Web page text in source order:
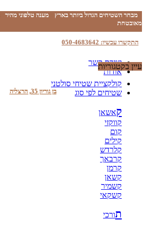
מבחר השטיחים הגדול ביותר בארץ מענה טלפוני מהיר
מאובטחת
התקשרו עכשיו: 050-4683642
יצירת קשר
אודות
בן גוריון 35, הרצליה
עיין בקטגוריות
קולקציית שטיחי סולטני
שטיחים לפי סוג
קאשאן
קווקזי
קום
קילים
קלרדש
קרבאך
קרמן
קשאן
קשמיר
קשקאי
תורכי